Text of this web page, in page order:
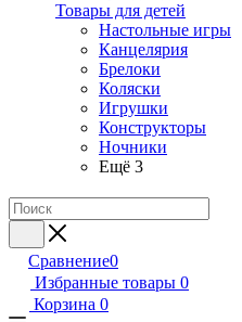
Товары для детей
Настольные игры
Канцелярия
Брелоки
Коляски
Игрушки
Конструкторы
Ночники
Ещё 3
Сравнение0
Избранные товары 0
Корзина 0